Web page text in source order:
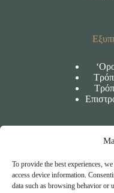
To provide the best experiences,
access device information.
data such as browsing behavior or